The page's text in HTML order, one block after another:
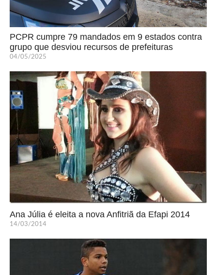
PCPR cumpre 79 mandados em 9 estados contra
grupo que desviou recursos de prefeituras
04/05/2025
Ana Júlia é eleita a nova Anfitriã da Efapi 2014
14/03/2014